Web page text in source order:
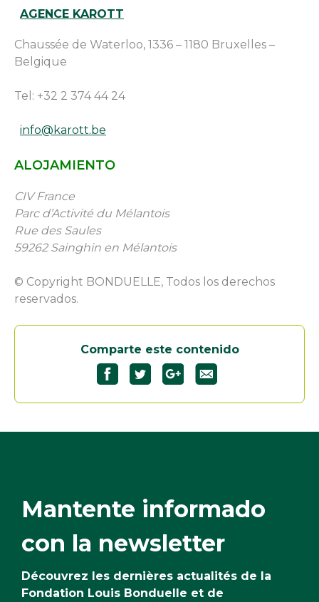
AGENCE KAROTT
Chaussée de Waterloo, 1336 – 1180 Bruxelles –
Belgique
Tel: +32 2 374 44 24
info@karott.be
ALOJAMIENTO
CIV France
Parc d’Activité du Mélantois
Rue des Saules
59262 Sainghin en Mélantois
© Copyright BONDUELLE, Todos los derechos
reservados.
Comparte este contenido
Mantente informado
con la newsletter
Découvrez les dernières actualités de la
Fondation Louis Bonduelle et de